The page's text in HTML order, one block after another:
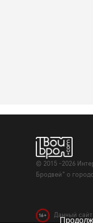
© 2015 -2026
Бродвей" о
16+ Данный